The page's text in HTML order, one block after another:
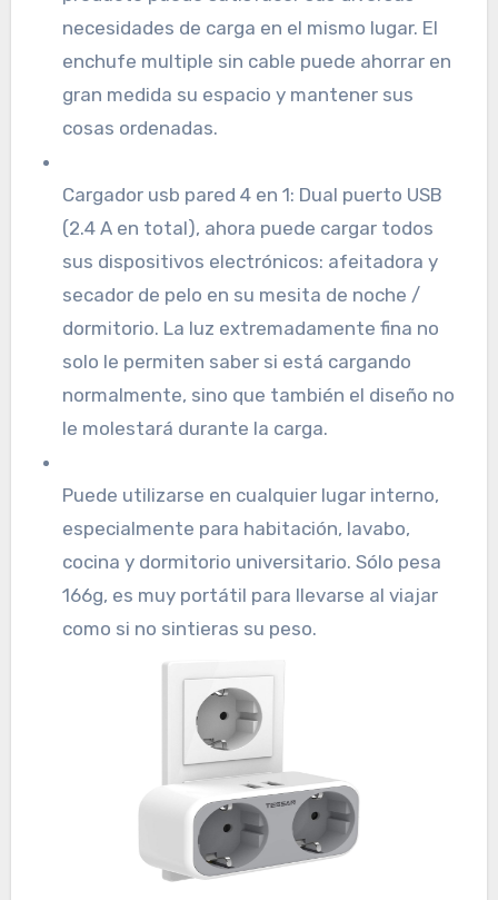
necesidades de carga en el mismo lugar. El
enchufe multiple sin cable puede ahorrar en
gran medida su espacio y mantener sus
cosas ordenadas.
Cargador usb pared 4 en 1: Dual puerto USB
(2.4 A en total), ahora puede cargar todos
sus dispositivos electrónicos: afeitadora y
secador de pelo en su mesita de noche /
dormitorio. La luz extremadamente fina no
solo le permiten saber si está cargando
normalmente, sino que también el diseño no
le molestará durante la carga.
Puede utilizarse en cualquier lugar interno,
especialmente para habitación, lavabo,
cocina y dormitorio universitario. Sólo pesa
166g, es muy portátil para llevarse al viajar
como si no sintieras su peso.